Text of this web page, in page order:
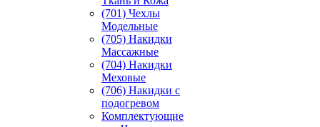
(701) Чехлы
Модельные
(705) Накидки
Массажные
(704) Накидки
Меховые
(706) Накидки с
подогревом
Комплектующие